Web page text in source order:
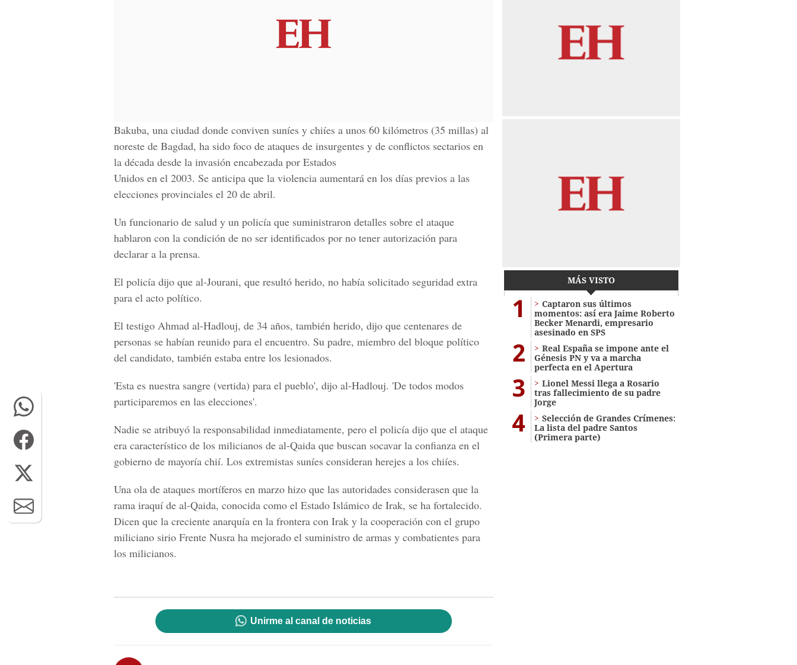
Bakuba, una ciudad donde conviven suníes y chiíes a unos 60 kilómetros (35 millas) al
noreste de Bagdad, ha sido foco de ataques de insurgentes y de conflictos sectarios en
la década desde la invasión encabezada por Estados
Unidos en el 2003. Se anticipa que la violencia aumentará en los días previos a las
elecciones provinciales el 20 de abril.
Un funcionario de salud y un policía que suministraron detalles sobre el ataque
hablaron con la condición de no ser identificados por no tener autorización para
declarar a la prensa.
El policía dijo que al-Jourani, que resultó herido, no había solicitado seguridad extra
para el acto político.
El testigo Ahmad al-Hadlouj, de 34 años, también herido, dijo que centenares de
personas se habían reunido para el encuentro. Su padre, miembro del bloque político
del candidato, también estaba entre los lesionados.
'Esta es nuestra sangre (vertida) para el pueblo', dijo al-Hadlouj. 'De todos modos
participaremos en las elecciones'.
Nadie se atribuyó la responsabilidad inmediatamente, pero el policía dijo que el ataque
era característico de los milicianos de al-Qaida que buscan socavar la confianza en el
gobierno de mayoría chií. Los extremistas suníes consideran herejes a los chiíes.
Una ola de ataques mortíferos en marzo hizo que las autoridades considerasen que la
rama iraquí de al-Qaida, conocida como el Estado Islámico de Irak, se ha fortalecido.
Dicen que la creciente anarquía en la frontera con Irak y la cooperación con el grupo
miliciano sirio Frente Nusra ha mejorado el suministro de armas y combatientes para
los milicianos.
Unirme al canal de noticias
MÁS VISTO
1
Captaron sus últimos
momentos: así era Jaime Roberto
Becker Menardi​​​, empresario
asesinado en SPS
2
Real España se impone ante el
Génesis PN y va a marcha
perfecta en el Apertura
3
Lionel Messi llega a Rosario
tras fallecimiento de su padre
Jorge
4
Selección de Grandes Crímenes:
La lista del padre Santos
(Primera parte)